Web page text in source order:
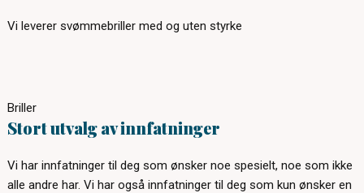
Vi leverer svømmebriller med og uten styrke
Briller
Stort utvalg av innfatninger
Vi har innfatninger til deg som ønsker noe spesielt, noe som ikke
alle andre har. Vi har også innfatninger til deg som kun ønsker en